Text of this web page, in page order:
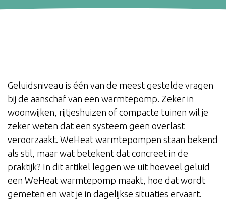
Geluidsniveau is één van de meest gestelde vragen
bij de aanschaf van een warmtepomp. Zeker in
woonwijken, rijtjeshuizen of compacte tuinen wil je
zeker weten dat een systeem geen overlast
veroorzaakt. WeHeat warmtepompen staan bekend
als stil, maar wat betekent dat concreet in de
praktijk? In dit artikel leggen we uit hoeveel geluid
een WeHeat warmtepomp maakt, hoe dat wordt
gemeten en wat je in dagelijkse situaties ervaart.